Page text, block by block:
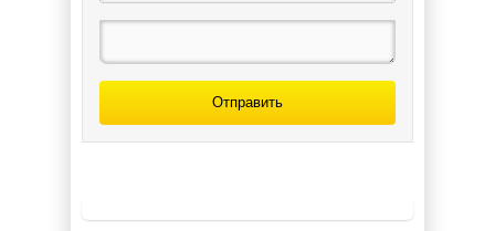
Отправить